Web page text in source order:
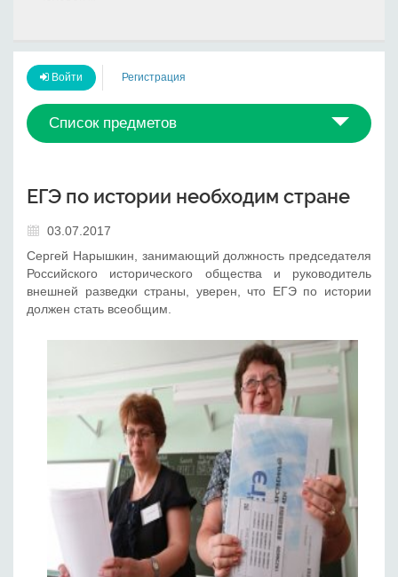
Войти Регистрация
Список предметов
ЕГЭ по истории необходим стране
03.07.2017
Сергей Нарышкин, занимающий должность председателя
Российского исторического общества и руководитель
внешней разведки страны, уверен, что ЕГЭ по истории
должен стать всеобщим.